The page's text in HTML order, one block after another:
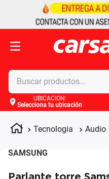
Buscar productos...
UBICACIÓN:
Selecciona tu ubicación
Tecnologia Audio
SAMSUNG
Parlante torre
Términos más
celulares